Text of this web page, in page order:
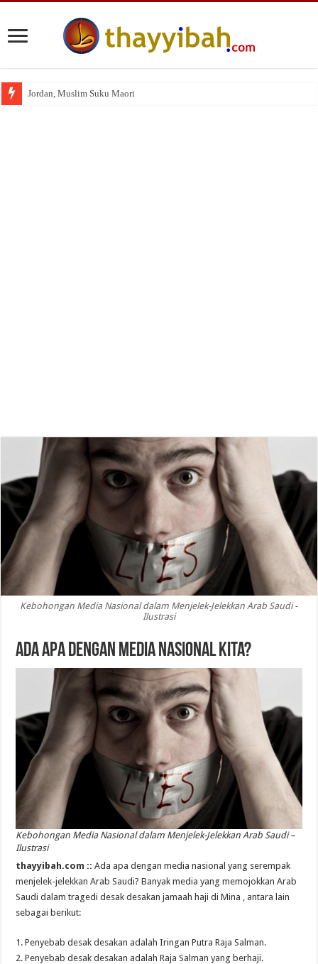
Jordan, Muslim Suku Maori
Kebohongan Media Nasional dalam Menjelek-Jelekkan Arab Saudi -
Ilustrasi
Ada Apa dengan Media Nasional Kita?
Kebohongan Media Nasional dalam Menjelek-Jelekkan Arab Saudi –
Ilustrasi
thayyibah.com ::Ada apa dengan media nasional yang serempak
menjelek-jelekkan Arab Saudi? Banyak media yang memojokkan Arab
Saudi dalam tragedi desak desakan jamaah haji di Mina , antara lain
sebagai berikut:
1. Penyebab desak desakan adalah Iringan Putra Raja Salman.
2. Penyebab desak desakan adalah Raja Salman yang berhaji.